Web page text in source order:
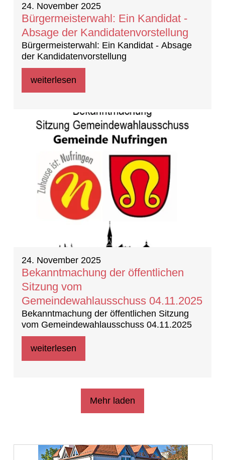
24. November 2025
Bürgermeisterwahl: Ein Kandidat -
Absage der Kandidatenvorstellung
Bürgermeisterwahl: Ein Kandidat - Absage
der Kandidatenvorstellung
weiterlesen
24. November 2025
Bekanntmachung der öffentlichen
Sitzung vom
Gemeindewahlausschuss 04.11.2025
Bekanntmachung der öffentlichen Sitzung
vom Gemeindewahlausschuss 04.11.2025
weiterlesen
Mehr laden